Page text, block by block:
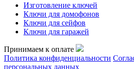
Изготовление ключей
Ключи для домофонов
Ключи для сейфов
Ключи для гаражей
Принимаем к оплате
Политика конфиденциальности
персональных данных